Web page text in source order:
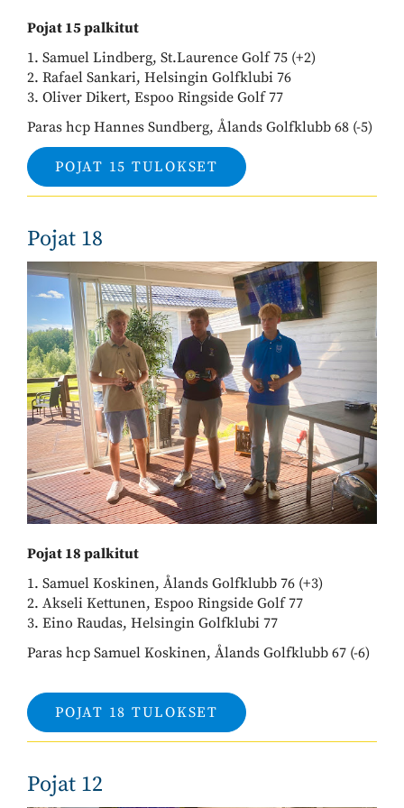
Pojat 15 palkitut
1. Samuel Lindberg, St.Laurence Golf 75 (+2)
2. Rafael Sankari, Helsingin Golfklubi 76
​​​​​​​3. Oliver Dikert, Espoo Ringside Golf 77
Paras hcp Hannes Sundberg, Ålands Golfklubb 68 (-5)
POJAT 15 TULOKSET
Pojat 18
Pojat 18 palkitut
1. Samuel Koskinen, Ålands Golfklubb 76 (+3)
2. Akseli Kettunen, Espoo Ringside Golf 77
3. Eino Raudas, Helsingin Golfklubi 77
Paras hcp Samuel Koskinen, Ålands Golfklubb 67 (-6)
POJAT 18 TULOKSET
Pojat 12